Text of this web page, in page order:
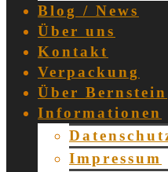
Blog / News
Über uns
Kontakt
Verpackung
Über Bernstein
Informationen
Impressum